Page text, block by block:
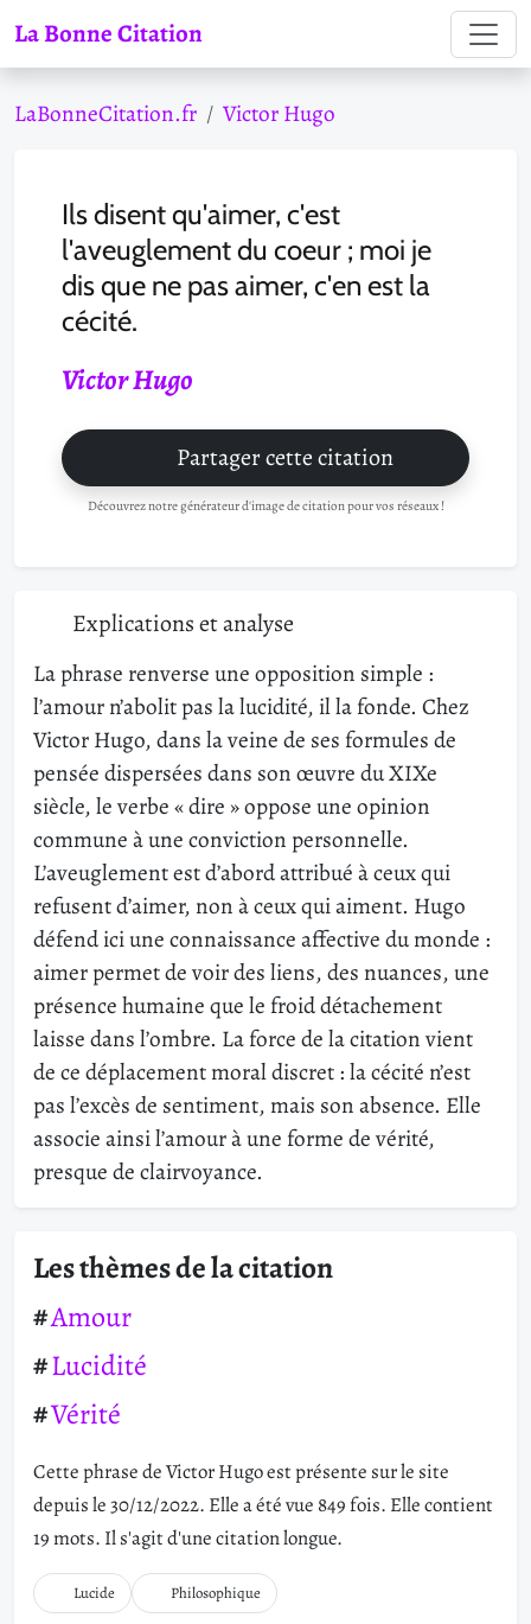
La Bonne Citation
LaBonneCitation.fr Victor Hugo
Ils disent qu'aimer, c'est
l'aveuglement du coeur ; moi je
dis que ne pas aimer, c'en est la
cécité.
Victor Hugo
Partager cette citation
Découvrez notre générateur d'image de citation pour vos réseaux !
Explications et analyse
La phrase renverse une opposition simple :
l’amour n’abolit pas la lucidité, il la fonde. Chez
Victor Hugo, dans la veine de ses formules de
pensée dispersées dans son œuvre du XIXe
siècle, le verbe « dire » oppose une opinion
commune à une conviction personnelle.
L’aveuglement est d’abord attribué à ceux qui
refusent d’aimer, non à ceux qui aiment. Hugo
défend ici une connaissance affective du monde :
aimer permet de voir des liens, des nuances, une
présence humaine que le froid détachement
laisse dans l’ombre. La force de la citation vient
de ce déplacement moral discret : la cécité n’est
pas l’excès de sentiment, mais son absence. Elle
associe ainsi l’amour à une forme de vérité,
presque de clairvoyance.
Les thèmes de la citation
Amour
Lucidité
Vérité
Cette phrase de Victor Hugo est présente sur le site
depuis le 30/12/2022. Elle a été vue 849 fois. Elle contient
19 mots. Il s'agit d'une citation longue.
Lucide Philosophique